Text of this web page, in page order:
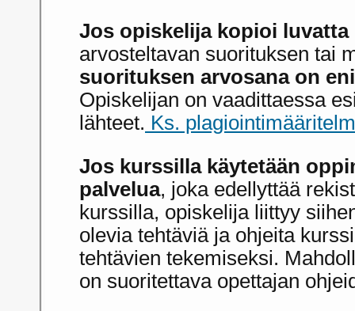
Jos opiskelija kopioi luvatta
arvosteltavan suorituksen tai
suorituksen arvosana on
Opiskelijan on vaadittaessa
lähteet. Ks.
Jos kurssilla käytetään
palvelua, joka edellyttää
kurssilla, opiskelija liittyy
olevia tehtäviä ja ohjeita
tehtävien tekemiseksi.
on suoritettava opettajan